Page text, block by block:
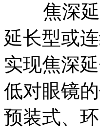
焦深延
延长型或
实现焦深
低对眼镜
预装式、